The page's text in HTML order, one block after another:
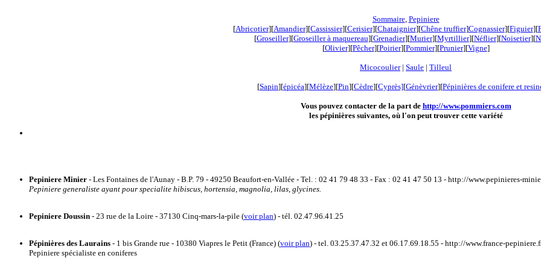
Sommaire, Pepiniere
[Abricotier][Amandier][Cassissier][Cerisier][Chataignier][Chêne truffier]Cognassier][Figuier][
[Groseiller][Groseiller à maquereau][Grenadier][Murier][Myrtillier][Néflier][Noisetier][
[Olivier][Pêcher][Poirier][Pommier][Prunier][Vigne]
Micocoulier| Saule | Tilleul
[Sapin][épicéa][Mélèze][Pin][Cèdre][Cyprès][Génèvrier][Pépinières de conifere et
Vous pouvez contacter de la part de http://www.pommiers.com
les pépinières suivantes, où l'on peut trouver cette variété
Pepiniere Minier - Les Fontaines de l'Aunay - B.P. 79 - 49250 Beaufort-en-Vallée - Tel. : 02 41 79 48 33 - Fax : 02 41 47 50 13 - http://www.pepinieres-
Pepiniere generaliste ayant pour specialite hibiscus, hortensia, magnolia, lilas, glycines.
Pepiniere Doussin - 23 rue de la Loire - 37130 Cinq-mars-la-pile (voir plan) - tél. 02.47.96.41.25
Pépinières des Laurains - 1 bis Grande rue - 10380 Viapres le Petit (France) (voir plan) - tel. 03.25.37.47.32 et 06.17.69.18.55 - http://www.france-
Pepiniere spécialiste en coniferes